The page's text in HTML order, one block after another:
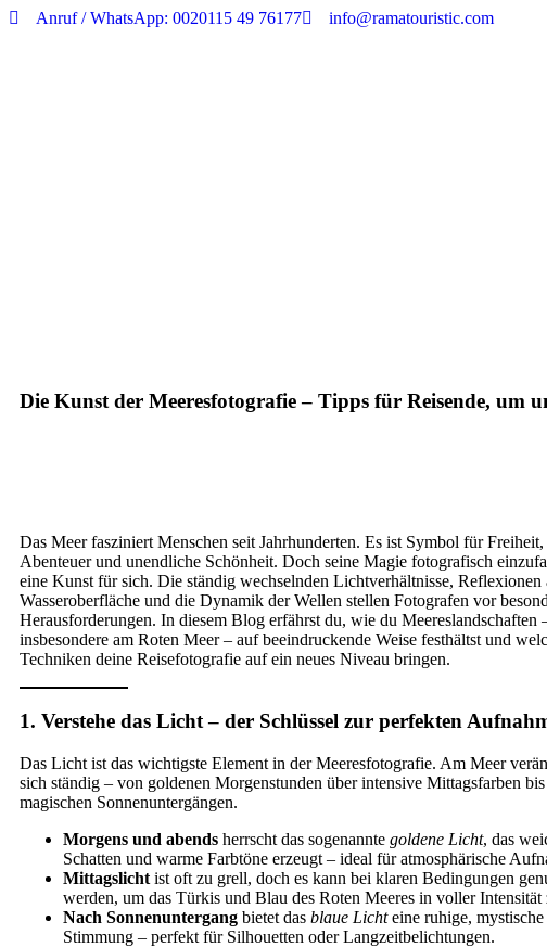
Anruf / WhatsApp: 0020115 49 76177 info@ramatouristic.com
Die Kunst der Meeresfotografie – Tipps für Reisende, um
Das Meer fasziniert Menschen seit Jahrhunderten. Es ist Symbol für Freiheit,
Abenteuer und unendliche Schönheit. Doch seine Magie fotografisch
eine Kunst für sich. Die ständig wechselnden Lichtverhältnisse, Reflexionen
Wasseroberfläche und die Dynamik der Wellen stellen Fotografen vor
Herausforderungen. In diesem Blog erfährst du, wie du Meereslandschaften
insbesondere am Roten Meer – auf beeindruckende Weise festhältst und
Techniken deine Reisefotografie auf ein neues Niveau bringen.
1. Verstehe das Licht – der Schlüssel zur perfekten
Das Licht ist das wichtigste Element in der Meeresfotografie. Am Meer
sich ständig – von goldenen Morgenstunden über intensive Mittagsfarben
magischen Sonnenuntergängen.
Morgens und abends herrscht das sogenannte goldene Licht, das
Schatten und warme Farbtöne erzeugt – ideal für atmosphärische
Mittagslicht ist oft zu grell, doch es kann bei klaren Bedingungen
werden, um das Türkis und Blau des Roten Meeres in voller Intensität
Nach Sonnenuntergang bietet das blaue Lichteine ruhige, mystische
Stimmung – perfekt für Silhouetten oder Langzeitbelichtungen.